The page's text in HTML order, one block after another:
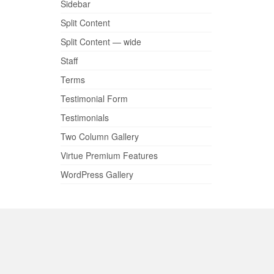
Sidebar
Split Content
Split Content — wide
Staff
Terms
Testimonial Form
Testimonials
Two Column Gallery
Virtue Premium Features
WordPress Gallery